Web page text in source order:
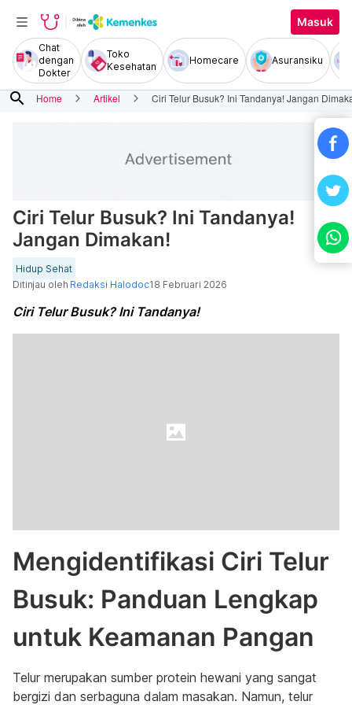
Masuk
Chat
dengan
Dokter
Toko
Kesehatan
Homecare Asuransiku
search Home Artikel Ciri Telur Busuk? Ini Tandanya! Jangan
Ciri Telur Busuk? Ini Tandanya!
Jangan Dimakan!
Hidup Sehat
Ditinjau oleh Redaksi Halodoc18 Februari 2026
Ciri Telur Busuk? Ini Tandanya!
Mengidentifikasi Ciri Telur
Busuk: Panduan Lengkap
untuk Keamanan Pangan
Telur merupakan sumber protein hewani yang sangat
bergizi dan serbaguna dalam masakan. Namun, telur